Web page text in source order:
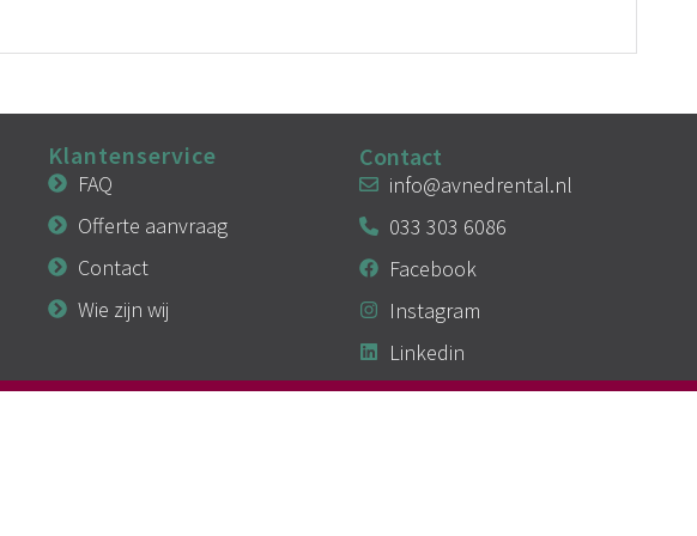
Klantenservice
FAQ
Offerte aanvraag
Contact
Wie zijn wij
Contact
info@avnedrental.nl
033 303 6086
Facebook
Instagram
Linkedin